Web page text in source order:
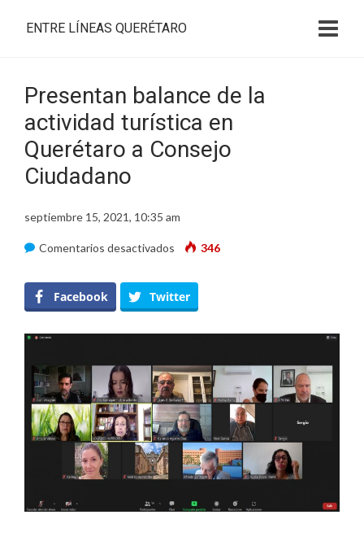
ENTRE LÍNEAS QUERÉTARO
Presentan balance de la
actividad turística en
Querétaro a Consejo
Ciudadano
septiembre 15, 2021, 10:35 am
Comentarios desactivados en
balance
de
la
turística
en
Querétaro
Consejo
Ciudadano
346
Facebook Twitter